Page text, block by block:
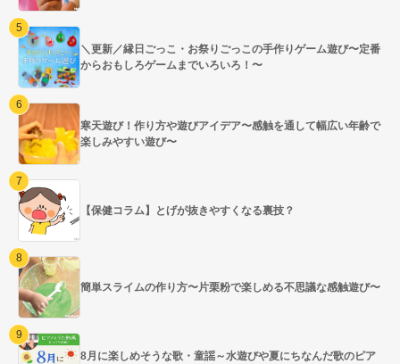
＼更新／縁日ごっこ・お祭りごっこの手作りゲーム遊び〜定番
からおもしろゲームまでいろいろ！〜
寒天遊び！作り方や遊びアイデア〜感触を通して幅広い年齢で
楽しみやすい遊び〜
【保健コラム】とげが抜きやすくなる裏技？
簡単スライムの作り方〜片栗粉で楽しめる不思議な感触遊び〜
8月に楽しめそうな歌・童謡～水遊びや夏にちなんだ歌のピア